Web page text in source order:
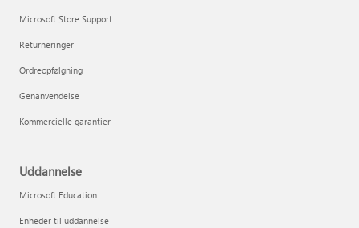
Microsoft Store Support
Returneringer
Ordreopfølgning
Genanvendelse
Kommercielle garantier
Uddannelse
Microsoft Education
Enheder til uddannelse